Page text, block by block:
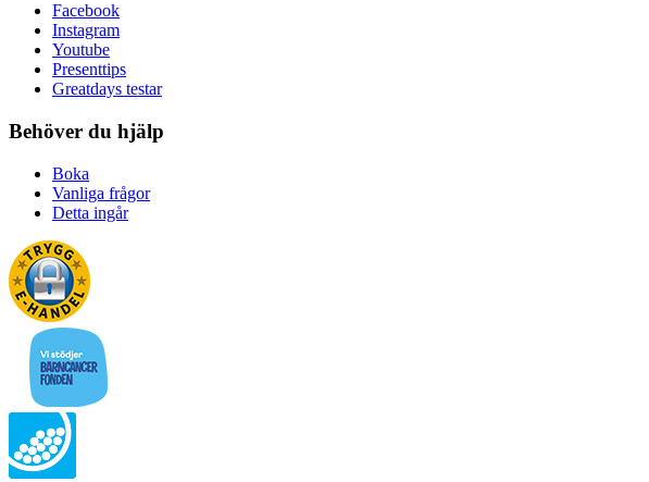
Facebook
Instagram
Youtube
Presenttips
Greatdays testar
Behöver du hjälp
Boka
Vanliga frågor
Detta ingår